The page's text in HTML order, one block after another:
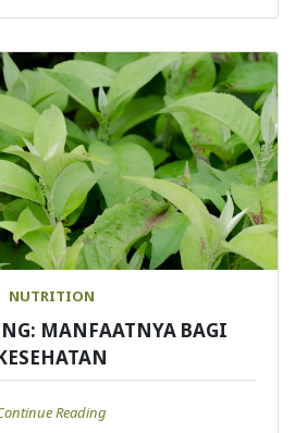
NUTRITION
MANFAATNYA BAGI
Reading